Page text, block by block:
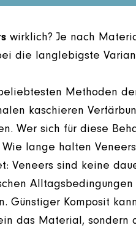
wirklich? Je nach
die langlebigste
Methoden
kaschieren
Wer sich für diese
lange halten
Veneers sind keine
Günstiger Komposit
das Material, sondern